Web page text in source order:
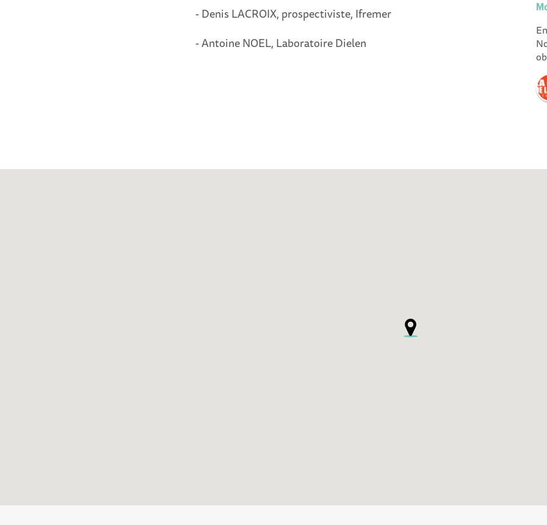
- Denis LACROIX, prospectiviste, Ifremer
- Antoine NOEL, Laboratoire Dielen